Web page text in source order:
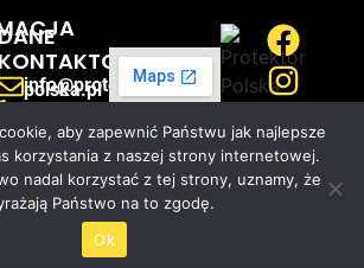
KONTAKTOWE
info@protektor-
polska.pl
PROTEKTOR-
POLSKA sp.
z o.o.
Jarząbkowa
6A
Bydgoszcz
85-430
aby zapewnić Państwu jak najlepsze
korzystania z naszej strony internetowej.
nadal korzystać z tej strony, uznamy, że
Państwo na to zgodę.
Ok